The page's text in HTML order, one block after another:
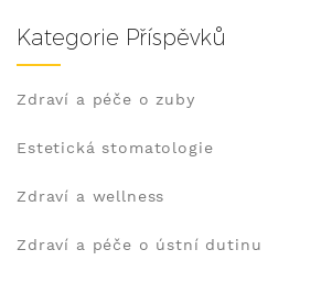
Kategorie Příspěvků
Zdraví a péče o zuby
Estetická stomatologie
Zdraví a wellness
Zdraví a péče o ústní dutinu